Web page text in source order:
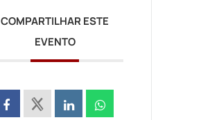
COMPARTILHAR ESTE
EVENTO